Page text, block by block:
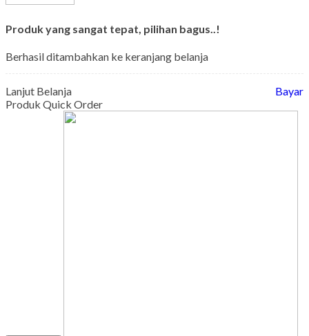
Produk yang sangat tepat, pilihan bagus..!
Berhasil ditambahkan ke keranjang belanja
Lanjut Belanja
Bayar
Produk Quick Order